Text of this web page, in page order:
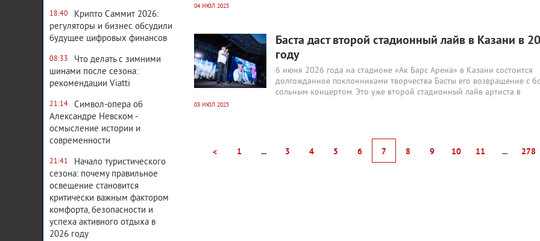
18:40
Крипто Саммит 2026:
регуляторы и бизнес обсудили
будущее цифровых финансов
08:33
Что делать с зимними
шинами после сезона:
рекомендации Viatti
21:14
Символ-опера об
Александре Невском -
осмысление истории и
современности
21:41
Начало туристического
сезона: почему правильное
освещение становится
критически важным фактором
комфорта, безопасности и
успеха активного отдыха в
2026 году
04 ИЮЛ 2025
Баста даст второй стадионный лайв в Казани в
году
6 июня 2026 года на стадионе «Ак Барс Арена» в Казани состоится
долгожданное поклонниками творчества Басты его возвращение с
сольным концертом. Это уже второй стадионный лайв артиста в
03 ИЮЛ 2025
< 1 ... 3 4 5 6 7 8 9 10 11 ... 278